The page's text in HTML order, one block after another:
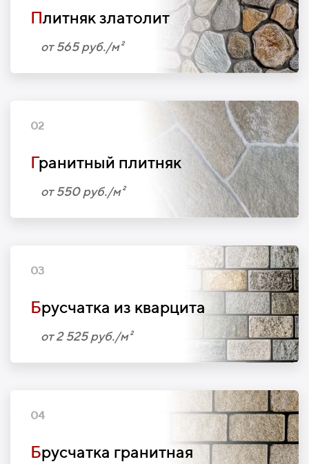
Плитняк златолит
от 565 руб./м²
02
Гранитный плитняк
от 550 руб./м²
03
Брусчатка из кварцита
от 2 525 руб./м²
04
Брусчатка гранитная